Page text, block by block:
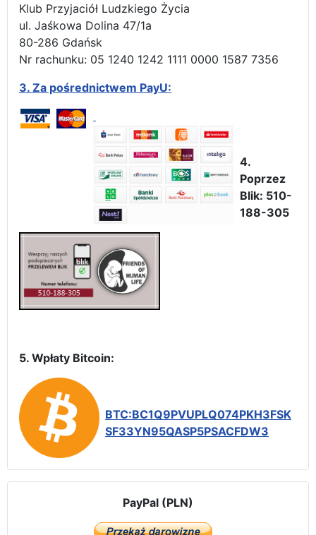
Klub Przyjaciół Ludzkiego Życia
ul. Jaśkowa Dolina 47/1a
80-286 Gdańsk
Nr rachunku: 05 1240 1242 1111 0000 1587 7356
3. Za pośrednictwem PayU:
4.
Poprzez
Blik: 510-
188-305
5. Wpłaty Bitcoin:
BTC:BC1Q9PVUPLQ074PKH3FSK
SF33YN95QASP5PSACFDW3
PayPal (PLN)